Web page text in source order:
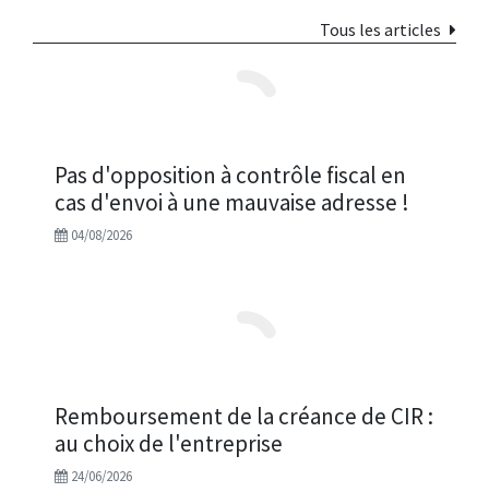
Tous les articles
Pas d'opposition à contrôle fiscal en
cas d'envoi à une mauvaise adresse !
04/08/2026
Remboursement de la créance de CIR :
au choix de l'entreprise
24/06/2026